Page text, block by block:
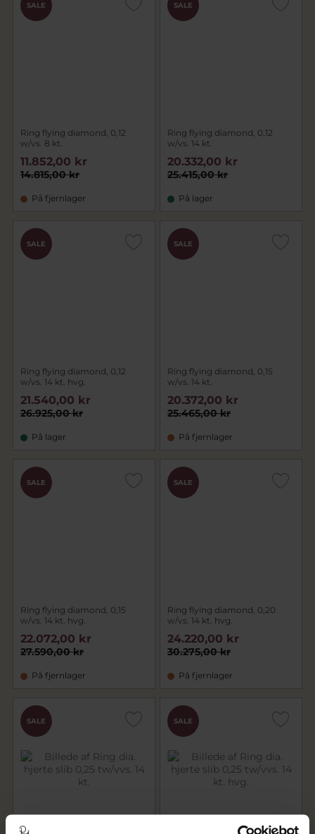
SALE
Ring flying diamond, 0,12
w/vs. 8 kt.
14.815,00 kr
11.852,00 kr
På fjernlager
SALE
Ring flying diamond, 0,12
w/vs. 14 kt.
25.415,00 kr
20.332,00 kr
På lager
SALE
Ring flying diamond, 0,12
w/vs. 14 kt. hvg.
26.925,00 kr
21.540,00 kr
På lager
SALE
Ring flying diamond, 0,15
w/vs. 14 kt.
25.465,00 kr
20.372,00 kr
På fjernlager
SALE
Ring flying diamond, 0,15
w/vs. 14 kt. hvg.
27.590,00 kr
22.072,00 kr
På fjernlager
SALE
Ring flying diamond, 0,20
w/vs. 14 kt. hvg.
30.275,00 kr
24.220,00 kr
På fjernlager
SALE SALE